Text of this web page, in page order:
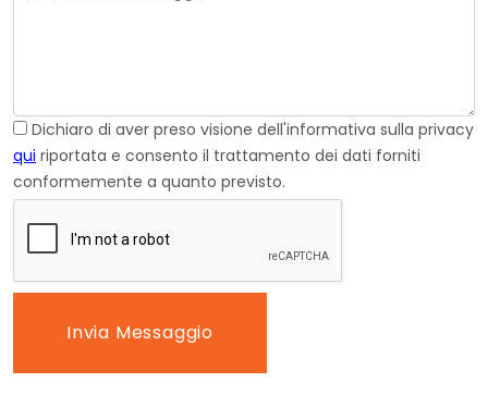
Dichiaro di aver preso visione dell'informativa sulla privacy
qui riportata e consento il trattamento dei dati forniti
conformemente a quanto previsto.
Invia Messaggio